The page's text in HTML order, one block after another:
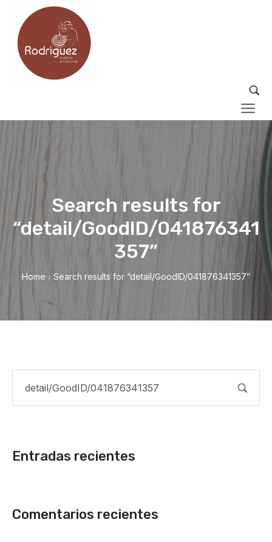
Search results for
“detail/GoodID/041876341
357”
Home / Search results for “detail/GoodID/041876341357”
Entradas recientes
Comentarios recientes